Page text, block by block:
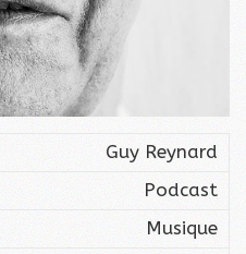
Guy Reynard
Podcast
Musique